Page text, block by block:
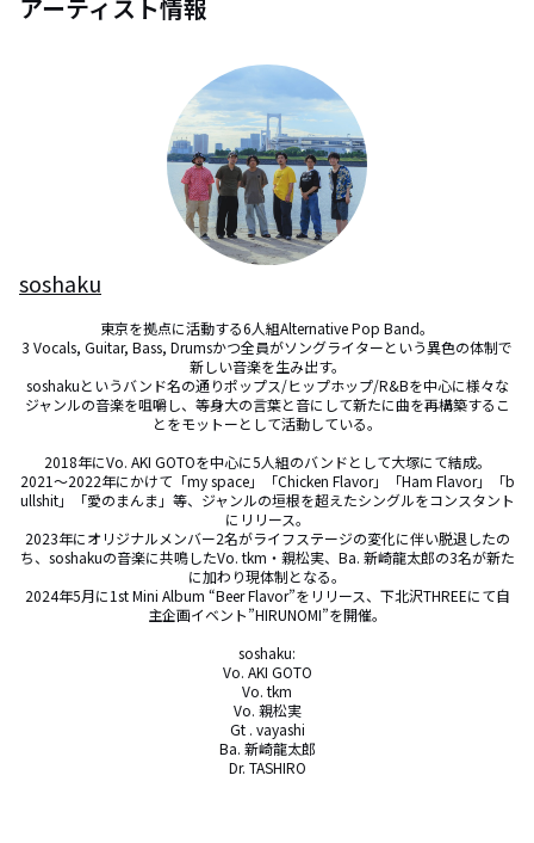
アーティスト情報
soshaku
東京を拠点に活動する6人組Alternative Pop Band。
3 Vocals, Guitar, Bass, Drumsかつ全員がソングライターという異色の体制で
新しい音楽を生み出す。
soshakuというバンド名の通りポップス/ヒップホップ/R&Bを中心に様々な
ジャンルの音楽を咀嚼し、等身大の言葉と音にして新たに曲を再構築するこ
とをモットーとして活動している。
2018年にVo. AKI GOTOを中心に5人組のバンドとして大塚にて結成。
2021〜2022年にかけて「my space」「Chicken Flavor」「Ham Flavor」「b
ullshit」「愛のまんま」等、ジャンルの垣根を超えたシングルをコンスタント
にリリース。
2023年にオリジナルメンバー2名がライフステージの変化に伴い脱退したの
ち、soshakuの音楽に共鳴したVo. tkm・親松実、Ba. 新崎龍太郎の3名が新た
に加わり現体制となる。
2024年5月に1st Mini Album “Beer Flavor”をリリース、下北沢THREEにて自
主企画イベント”HIRUNOMI”を開催。
soshaku:
Vo. AKI GOTO
Vo. tkm
Vo. 親松実
Gt . vayashi
Ba. 新崎龍太郎
Dr. TASHIRO